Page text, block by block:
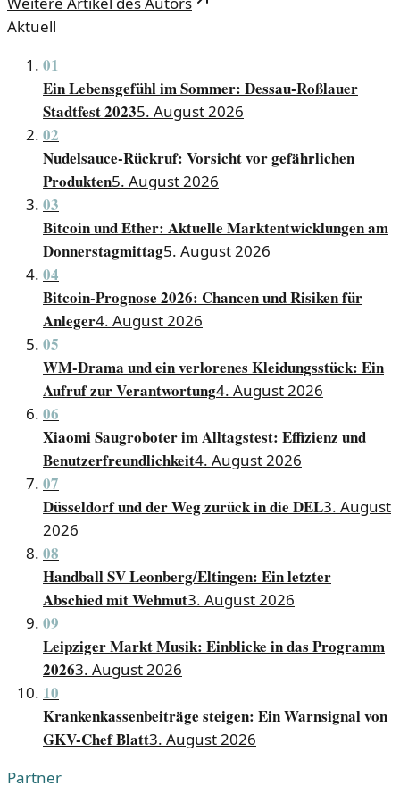
Aktuell
01
Ein Lebensgefühl im Sommer: Dessau-Roßlauer
Stadtfest 20235. August 2026
02
Nudelsauce-Rückruf: Vorsicht vor gefährlichen
Produkten5. August 2026
03
Bitcoin und Ether: Aktuelle Marktentwicklungen am
Donnerstagmittag5. August 2026
04
Bitcoin-Prognose 2026: Chancen und Risiken für
Anleger4. August 2026
05
WM-Drama und ein verlorenes Kleidungsstück: Ein
Aufruf zur Verantwortung4. August 2026
06
Xiaomi Saugroboter im Alltagstest: Effizienz und
Benutzerfreundlichkeit4. August 2026
07
Düsseldorf und der Weg zurück in die DEL3. August
2026
08
Handball SV Leonberg/Eltingen: Ein letzter
Abschied mit Wehmut3. August 2026
09
Leipziger Markt Musik: Einblicke in das Programm
20263. August 2026
10
Krankenkassenbeiträge steigen: Ein Warnsignal von
GKV-Chef Blatt3. August 2026
Partner